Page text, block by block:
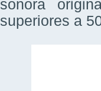
sonora
superiores a